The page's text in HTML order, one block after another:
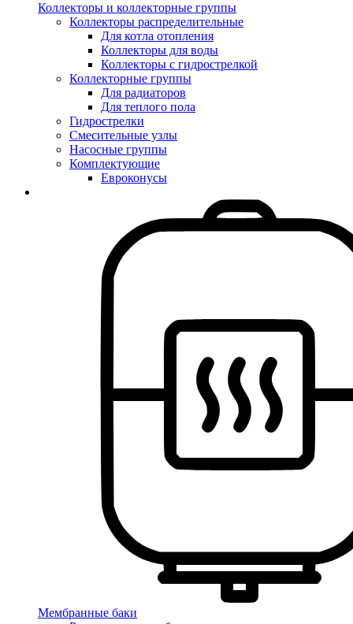
Коллекторы и коллекторные группы
Коллекторы распределительные
Для котла отопления
Коллекторы для воды
Коллекторы с гидрострелкой
Коллекторные группы
Для радиаторов
Для теплого пола
Гидрострелки
Смесительные узлы
Насосные группы
Комплектующие
Евроконусы
Мембранные баки